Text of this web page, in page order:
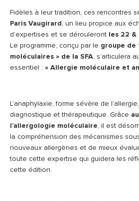
Fidèles à leur tradition, ces rencontres
Paris Vaugirard , un lieu propice aux
d’expertises et se dérouleront les 22 &
Le programme, conçu par le groupe de
moléculaires » de la SFA , s’articulera
essentiel : « Allergie moléculaire et
L’anaphylaxie, forme sévère de
diagnostique et thérapeutique. Grâce
l’allergologie moléculaire, il est
la compréhension des mécanismes
nouveaux allergènes et de mieux
toute cette expertise qui guidera les
cette édition.